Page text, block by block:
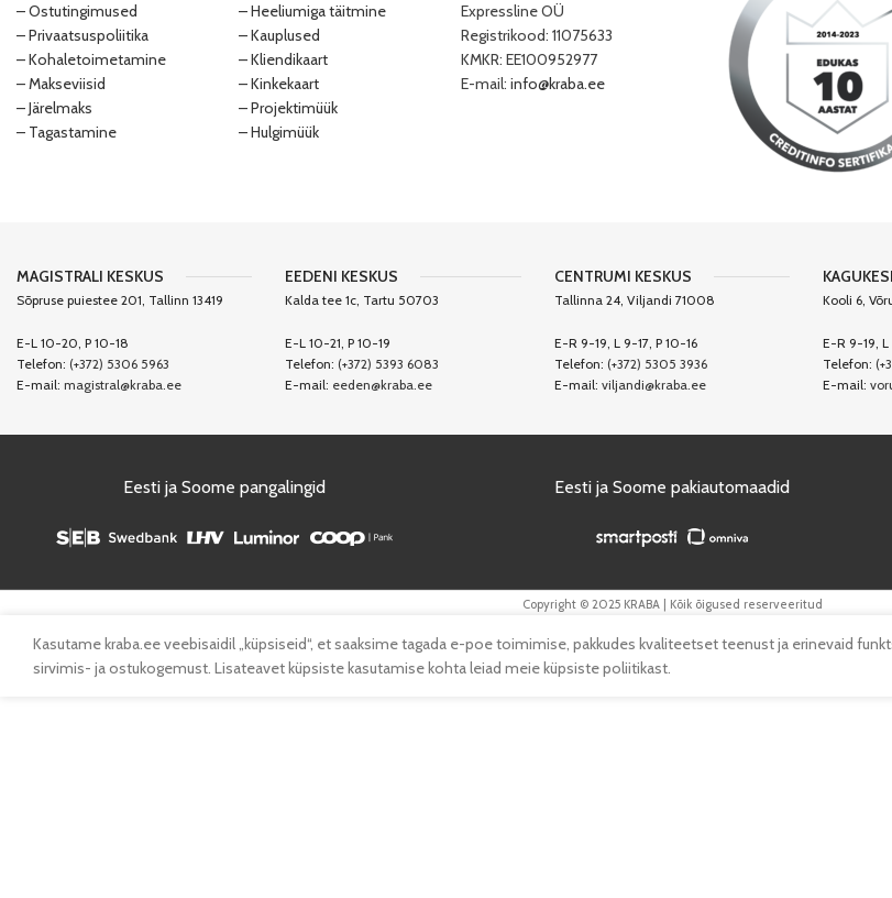
– Ostutingimused
– Privaatsuspoliitika
– Kohaletoimetamine
– Makseviisid
– Järelmaks
– Tagastamine
– Heeliumiga täitmine
– Kauplused
– Kliendikaart
– Kinkekaart
– Projektimüük
– Hulgimüük
Expressline OÜ
Registrikood: 11075633
KMKR: EE100952977
E-mail: info@kraba.ee
MAGISTRALI KESKUS
Sõpruse puiestee 201, Tallinn 13419
E-L 10-20, P 10-18
Telefon: (+372) 5306 5963
E-mail: magistral@kraba.ee
EEDENI KESKUS
Kalda tee 1c, Tartu 50703
E-L 10-21, P 10-19
Telefon: (+372) 5393 6083
E-mail: eeden@kraba.ee
CENTRUMI KESKUS
Tallinna 24, Viljandi 71008
E-R 9-19, L 9-17, P 10-16
Telefon: (+372) 5305 3936
E-mail: viljandi@kraba.ee
Kooli 6,
E-R 9-19, L
Telefon:
E-mail:
Eesti ja Soome pangalingid Eesti ja Soome pakiautomaadid
Copyright © 2025 KRABA | Kõik õigused reserveeritud
Kasutame kraba.ee veebisaidil „küpsiseid“, et saaksime tagada e-poe toimimise, pakkudes kvaliteetset teenust ja erinevaid
sirvimis- ja ostukogemust. Lisateavet küpsiste kasutamise kohta leiad meie küpsiste poliitikast.